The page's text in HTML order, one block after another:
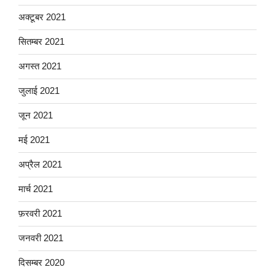
अक्टूबर 2021
सितम्बर 2021
अगस्त 2021
जुलाई 2021
जून 2021
मई 2021
अप्रैल 2021
मार्च 2021
फ़रवरी 2021
जनवरी 2021
दिसम्बर 2020